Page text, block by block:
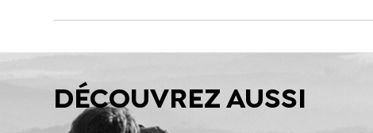
DÉCOUVREZ AUSSI